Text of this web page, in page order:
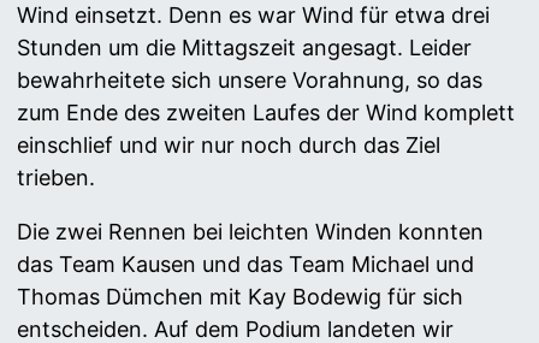
Wind einsetzt. Denn es war Wind für etwa drei
Stunden um die Mittagszeit angesagt. Leider
bewahrheitete sich unsere Vorahnung, so das
zum Ende des zweiten Laufes der Wind komplett
einschlief und wir nur noch durch das Ziel
trieben.
Die zwei Rennen bei leichten Winden konnten
das Team Kausen und das Team Michael und
Thomas Dümchen mit Kay Bodewig für sich
entscheiden. Auf dem Podium landeten wir